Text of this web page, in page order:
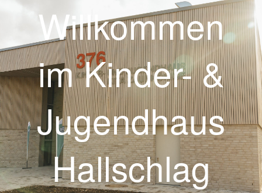
Willkommen
im Kinder- &
Jugendhaus
Hallschlag